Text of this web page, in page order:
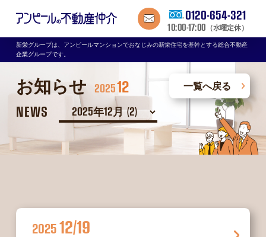
0120-654-321
10:00-17:00 （水曜定休）
新栄グループは、アンピールマンションでおなじみの新栄住宅を基幹とする総合不動産
企業グループです。
お知らせ 202512
NEWS
一覧へ戻る
2025 12/19